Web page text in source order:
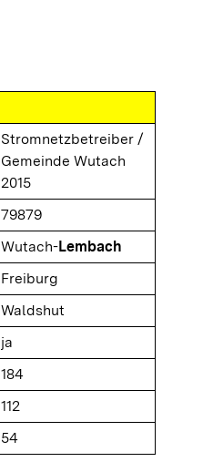
Stromnetzbetreiber /
Gemeinde Wutach
2015
79879
Wutach-Lembach
Freiburg
Waldshut
ja
184
112
54